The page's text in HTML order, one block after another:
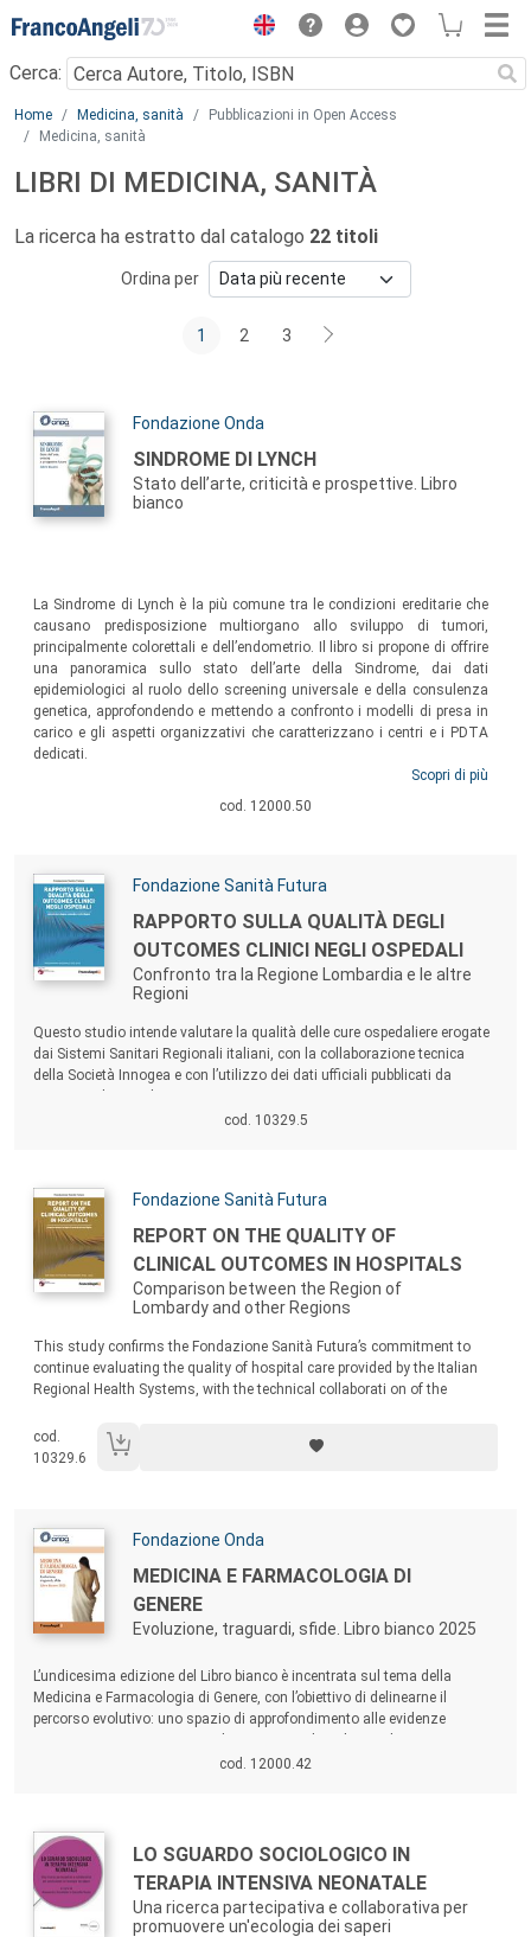
Menu
Cerca:
Main content
Home Medicina, sanità
Pubblicazioni in Open Access
Medicina, sanità
LIBRI DI MEDICINA, SANITÀ
La ricerca ha estratto dal catalogo 22 titoli
Ordina per
1 2 3
Autori:
Fondazione Onda
Titolo:
SINDROME DI LYNCH
Stato dell’arte, criticità e prospettive. Libro
bianco
La Sindrome di Lynch è la più comune tra le condizioni ereditarie che
causano predisposizione multiorgano allo sviluppo di tumori,
principalmente colorettali e dell’endometrio. Il libro si propone di offrire
una panoramica sullo stato dell’arte della Sindrome, dai dati
epidemiologici al ruolo dello screening universale e della consulenza
genetica, approfondendo e mettendo a confronto i modelli di presa in
carico e gli aspetti organizzativi che caratterizzano i centri e i PDTA
dedicati.
Scopri di più
cod. 12000.50
Autori:
Fondazione Sanità Futura
Titolo:
RAPPORTO SULLA QUALITÀ DEGLI
OUTCOMES CLINICI NEGLI OSPEDALI
Confronto tra la Regione Lombardia e le altre
Regioni
Questo studio intende valutare la qualità delle cure ospedaliere erogate
dai Sistemi Sanitari Regionali italiani, con la collaborazione tecnica
della Società Innogea e con l’utilizzo dei dati ufficiali pubblicati da
cod. 10329.5
Autori:
Fondazione Sanità Futura
Titolo:
REPORT ON THE QUALITY OF
CLINICAL OUTCOMES IN HOSPITALS
Comparison between the Region of
Lombardy and other Regions
This study confirms the Fondazione Sanità Futura’s commitment to
continue evaluating the quality of hospital care provided by the Italian
Regional Health Systems, with the technical collaborati on of the
PNE edition of 2023.
cod.
10329.6
Autori:
Fondazione Onda
Titolo:
MEDICINA E FARMACOLOGIA DI
GENERE
Evoluzione, traguardi, sfide. Libro bianco 2025
L’undicesima edizione del Libro bianco è incentrata sul tema della
Medicina e Farmacologia di Genere, con l’obiettivo di delinearne il
percorso evolutivo: uno spazio di approfondimento alle evidenze
nell’ambito della salute cardiovascolare, della salute mentale e
cod. 12000.42
Autori:
Titolo:
LO SGUARDO SOCIOLOGICO IN
TERAPIA INTENSIVA NEONATALE
Una ricerca partecipativa e collaborativa per
promuovere un'ecologia dei saperi